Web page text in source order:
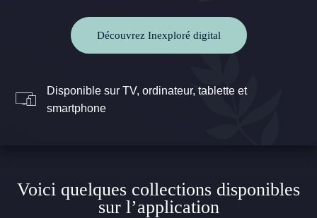
Découvrez Inexploré digital
Disponible sur TV, ordinateur, tablette et
smartphone
Voici quelques collections disponibles
sur l’application